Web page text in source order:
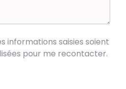
informations saisies soient
pour me recontacter.